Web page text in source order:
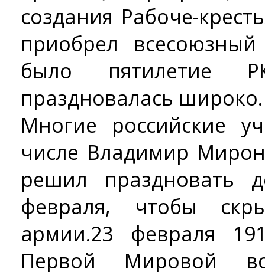
создания Рабоче-
приобрел
было пятилетие
праздновалась широко.
Многие российские
числе Владимир
решил праздновать
февраля, чтобы
армии.23 февраля
Первой Мировой